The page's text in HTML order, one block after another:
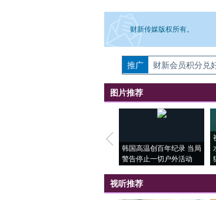
财新传媒版权所有。
如需刊登转载请点击右侧
推广 财新会员积分兑
图片推荐
韩国高温创百年纪录 当局
警告停止一切户外活动
视听推荐